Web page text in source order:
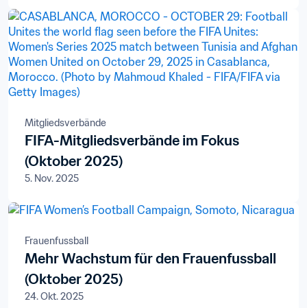
Mitgliedsverbände
FIFA-Mitgliedsverbände im Fokus
(Oktober 2025)
5. Nov. 2025
Frauenfussball
Mehr Wachstum für den Frauenfussball
(Oktober 2025)
24. Okt. 2025